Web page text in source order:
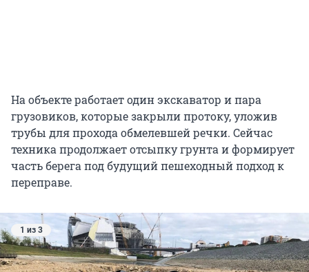
На объекте работает один экскаватор и пара
грузовиков, которые закрыли протоку, уложив
трубы для прохода обмелевшей речки. Сейчас
техника продолжает отсыпку грунта и формирует
часть берега под будущий пешеходный подход к
переправе.
1 из 3